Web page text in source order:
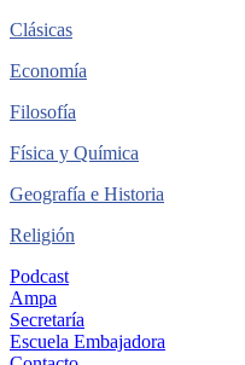
Clásicas
Economía
Filosofía
Física y Química
Geografía e Historia
Religión
Podcast
Ampa
Secretaría
Escuela Embajadora